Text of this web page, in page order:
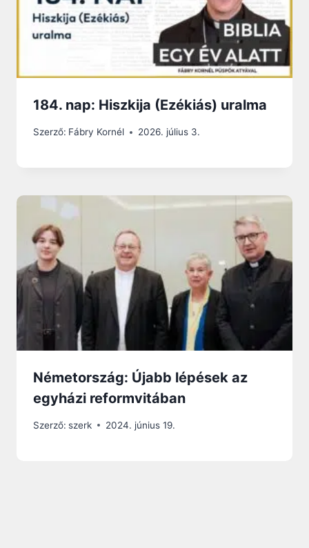
184. nap: Hiszkija (Ezékiás) uralma
Szerző: Fábry Kornél 2026. július 3.
Németország: Újabb lépések az
egyházi reformvitában
Szerző: szerk 2024. június 19.